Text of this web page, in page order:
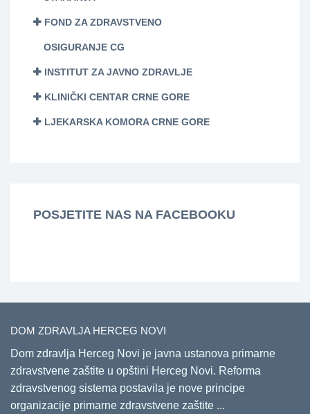
FOND ZA ZDRAVSTVENO
OSIGURANJE CG
INSTITUT ZA JAVNO ZDRAVLJE
KLINIČKI CENTAR CRNE GORE
LJEKARSKA KOMORA CRNE GORE
POSJETITE NAS NA FACEBOOKU
DOM ZDRAVLJA HERCEG NOVI
Dom zdravlja Herceg Novi je javna ustanova primarne
zdravstvene zaštite u opštini Herceg Novi. Reforma
zdravstvenog sistema postavila je nove principe
organizacije primarne zdravstvene zaštite ...